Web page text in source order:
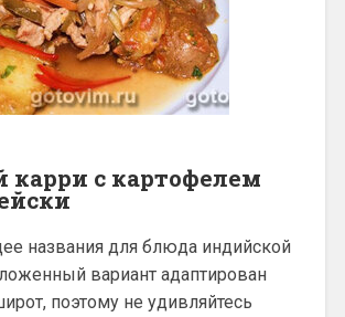
карри с картофелем
названия для блюда индийской
вариант адаптирован
поэтому не удивляйтесь